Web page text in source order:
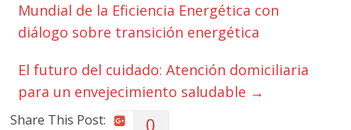
Mundial de la Eficiencia Energética con
diálogo sobre transición energética
El futuro del cuidado: Atención domiciliaria
para un envejecimiento saludable →
Share This Post: 0